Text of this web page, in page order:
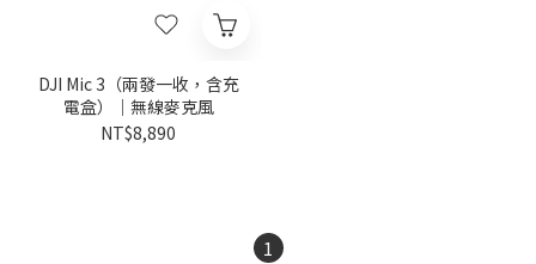
DJI Mic 3（兩發一收，含充
電盒）｜無線麥克風
NT$8,890
1